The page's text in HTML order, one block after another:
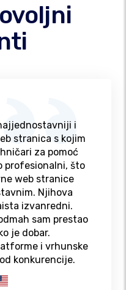
i
stranica s kojim
za pomoć
profesionalni, što
web stranice
Njihova
izvanredni.
sam prestao
je dobar.
i vrhunske
konkurencije.